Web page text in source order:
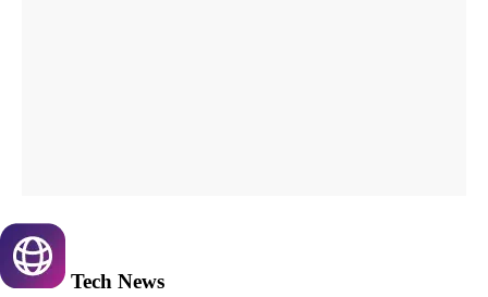
Tech News